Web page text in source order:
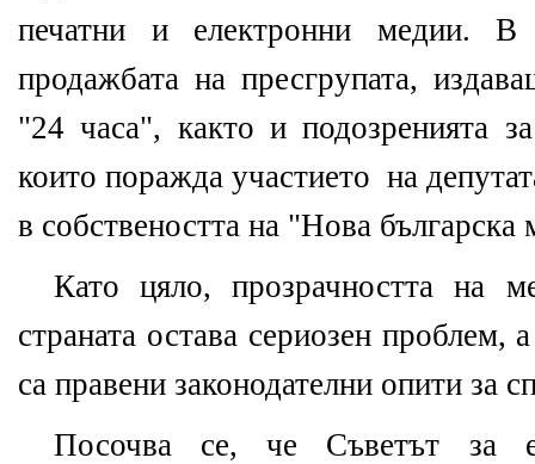
печатни и електронни медии. В
продажбата на пресгрупата,
"24 часа", както и подозренията
които поражда участието на
в собствеността на "Нова българска
Като цяло, прозрачността на
страната остава сериозен проблем,
са правени законодателни опити за
Посочва се, че Съветът за